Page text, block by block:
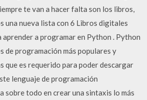
te van a hacer falta son los libros,
una nueva lista con 6 Libros digitales
aprender a programar en Python . Python
de programación más populares y
que es requerido para poder descargar
lenguaje de programación
sobre todo en crear una sintaxis lo más